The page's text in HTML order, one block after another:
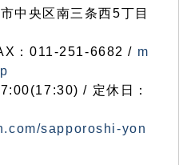
中央区南三条西5丁目
：011-251-6682 / m
/ 定休日：
sapporoshi-yon